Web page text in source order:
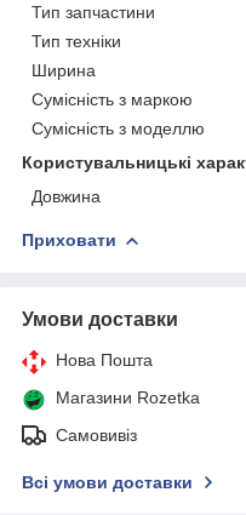
Тип запчастини
Тип техніки
Ширина
Сумісність з маркою
Сумісність з моделлю
Користувальницькі
Довжина
Приховати
Умови доставки
Нова Пошта
Магазини Rozetka
Самовивіз
Всі умови доставки